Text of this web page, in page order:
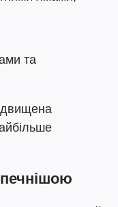
та